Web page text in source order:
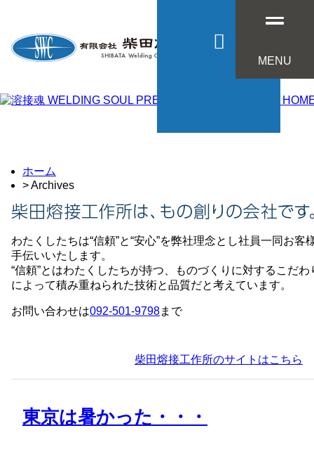
BLOG
MENU
ホーム
> Archives
わたくしたちは“信頼”と“安心”を弊社理念とし社員一同お客
手伝いいたします。
“信頼”とはわたくしたちが持つ、ものづくりに対するこだ
によって積み重ねられた技術と品質だと考えています。
お問い合わせは092-501-9798まで
柴田熔接工作所のサイトはこちら
東京は暑かった・・・